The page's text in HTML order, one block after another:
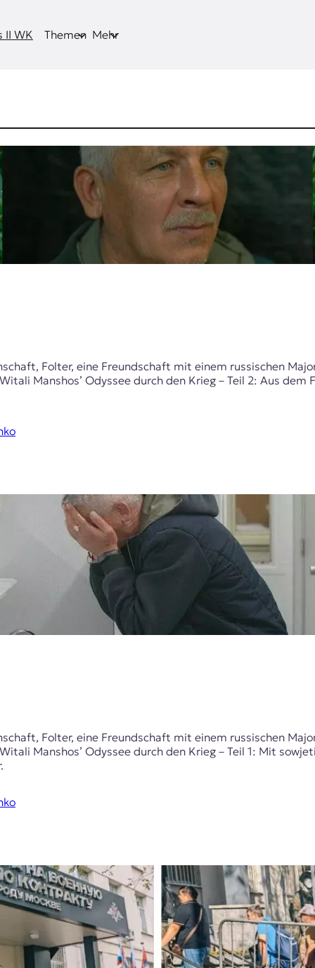
II WK Themen Mehr
Folter, eine Freundschaft mit einem russischen
Manshos’ Odyssee durch den Krieg – Teil 2: Aus
Folter, eine Freundschaft mit einem russischen
Manshos’ Odyssee durch den Krieg – Teil 1: Mit